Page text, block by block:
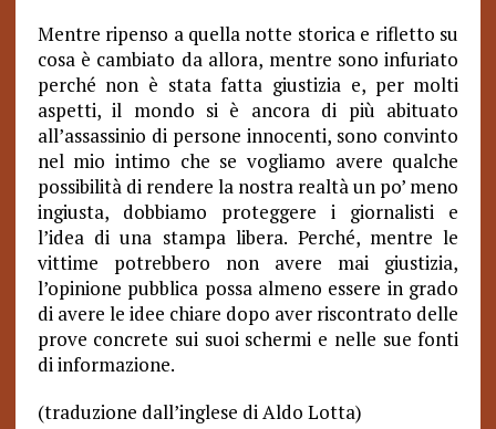
Mentre ripenso a quella notte storica e rifletto su
cosa è cambiato da allora, mentre sono infuriato
perché non è stata fatta giustizia e, per molti
aspetti, il mondo si è ancora di più abituato
all’assassinio di persone innocenti, sono convinto
nel mio intimo che se vogliamo avere qualche
possibilità di rendere la nostra realtà un po’ meno
ingiusta, dobbiamo proteggere i giornalisti e
l’idea di una stampa libera. Perché, mentre le
vittime potrebbero non avere mai giustizia,
l’opinione pubblica possa almeno essere in grado
di avere le idee chiare dopo aver riscontrato delle
prove concrete sui suoi schermi e nelle sue fonti
di informazione.
(traduzione dall’inglese di Aldo Lotta)